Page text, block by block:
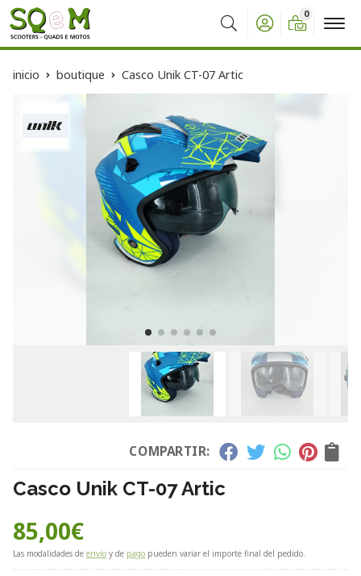
Buscar
0
inicio boutique Casco Unik CT-07 Artic
COMPARTIR:
Casco Unik CT-07 Artic
85,00€
Las modalidades de envío y de pago pueden variar el importe final del pedido.